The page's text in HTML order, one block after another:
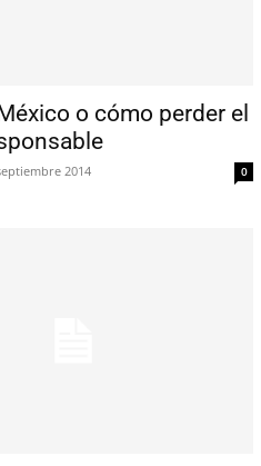
o cómo perder el
2014 0